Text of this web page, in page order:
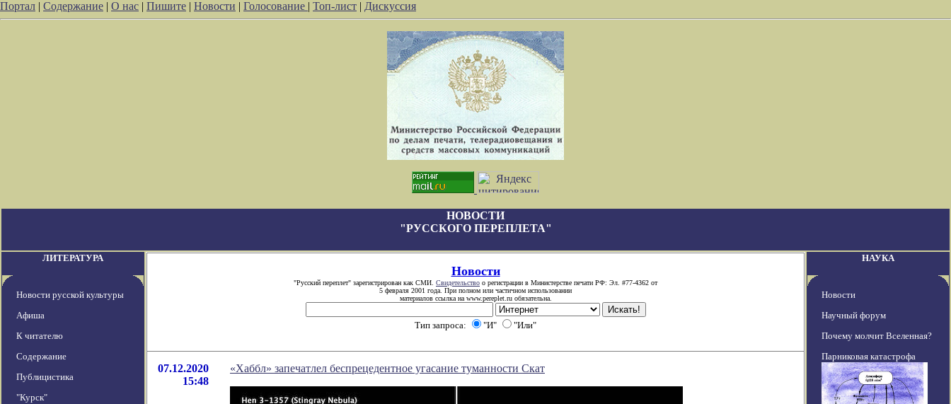
Портал | Содержание | О нас | Пишите | Новости | Голосование | Топ-лист | Дискуссия
НОВОСТИ
"РУССКОГО ПЕРЕПЛЕТА"
ЛИТЕРАТУРА
Новости русской культуры
Афиша
К читателю
Содержание
Публицистика
"Курск"
Новости
"Русский переплет" зарегистрирован как СМИ. Свидетельство о регистрации в Министерстве печати РФ: Эл. #77-4362 от
5 февраля 2001 года. При полном или частичном использовании
материалов ссылка на www.pereplet.ru обязательна.
Тип запроса: "И" "Или"
07.12.2020
15:48
«Хаббл» запечатлел беспрецедентное угасание туманности Скат
НАУКА
Новости
Научный форум
Почему молчит Вселенная?
Парниковая катастрофа